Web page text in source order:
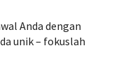
Anda dengan
unik – fokuslah